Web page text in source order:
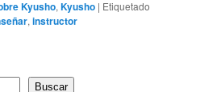
Kyusho,Kyusho | Etiquetado
,instructor
Buscar